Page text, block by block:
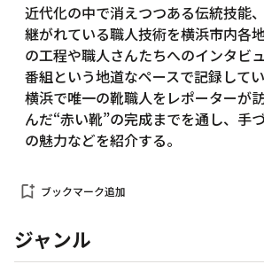
近代化の中で消えつつある伝統技能
継がれている職人技術を横浜市内各
の工程や職人さんたちへのインタビ
番組という地道なペースで記録して
横浜で唯一の靴職人をレポーターが
んだ“赤い靴”の完成までを通し、手
の魅力などを紹介する。
bookmark_add ブックマーク追加
ジャンル